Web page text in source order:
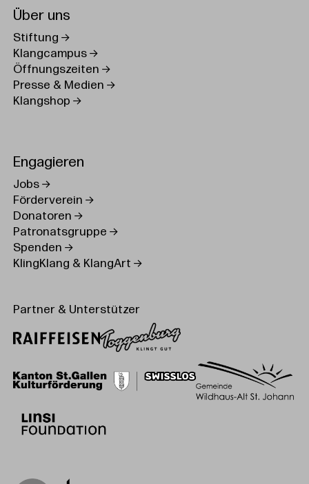
Über uns
Stiftung
Klangcampus
Öffnungszeiten
Presse & Medien
Klangshop
Engagieren
Jobs
Förderverein
Donatoren
Patronatsgruppe
Spenden
KlingKlang & KlangArt
Partner & Unterstützer